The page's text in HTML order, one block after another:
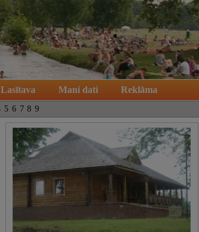
Lasītava Mani dati Reklāma
5 6 7 8 9